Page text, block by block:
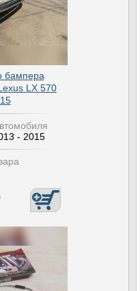
бампера
LX 570
- 2015